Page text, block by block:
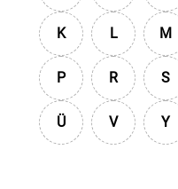
K L M
P R S
Ü V Y